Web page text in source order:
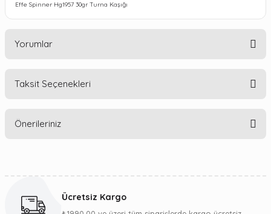
Effe Spinner Hg1957 30gr Turna Kaşığı
Yorumlar
Taksit Seçenekleri
Önerileriniz
Görüş ve önerileriniz için teşekkür ederiz.
Ücretsiz Kargo